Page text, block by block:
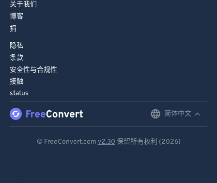
关于我们
博客
捐
隐私
条款
安全性与合规性
接触
status
简体中文
© FreeConvert.com v2.30 保留所有权利 (2026)